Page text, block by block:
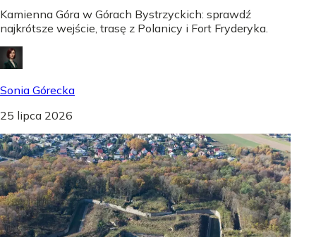
Kamienna Góra w Górach Bystrzyckich: sprawdź
najkrótsze wejście, trasę z Polanicy i Fort Fryderyka.
Sonia Górecka
25 lipca 2026